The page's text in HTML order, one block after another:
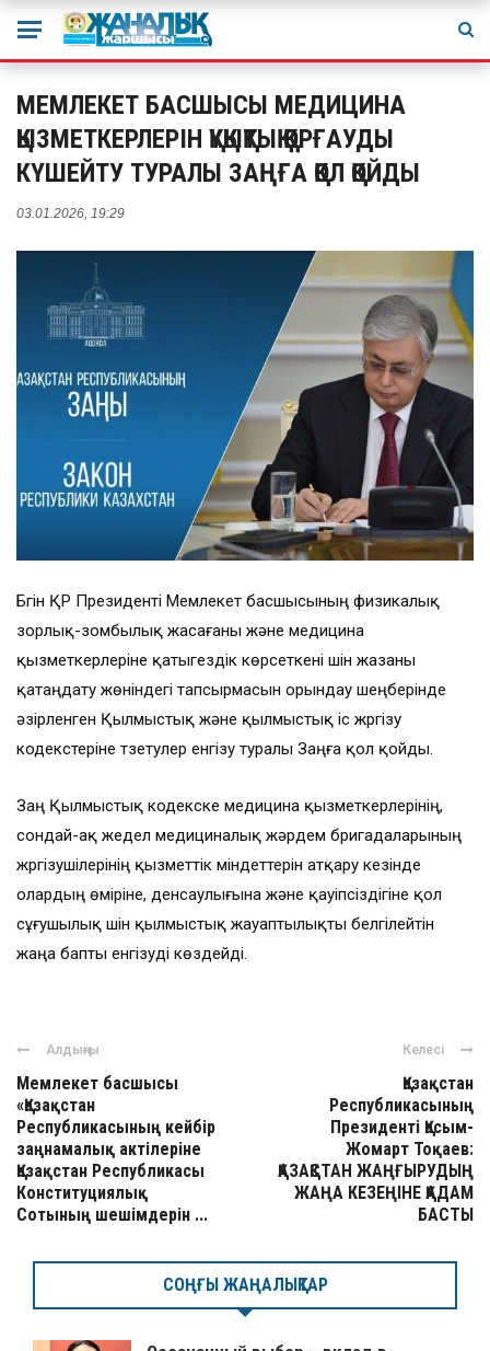
МЕМЛЕКЕТ БАСШЫСЫ МЕДИЦИНА
ҚЫЗМЕТКЕРЛЕРІН ҚҰҚЫҚТЫҚ ҚОРҒАУДЫ
КҮШЕЙТУ ТУРАЛЫ ЗАҢҒА ҚОЛ ҚОЙДЫ
03.01.2026, 19:29
Бүгін ҚР Президенті Мемлекет басшысының физикалық
зорлық-зомбылық жасағаны және медицина
қызметкерлеріне қатыгездік көрсеткені үшін жазаны
қатаңдату жөніндегі тапсырмасын орындау шеңберінде
әзірленген Қылмыстық және қылмыстық іс жүргізу
кодекстеріне түзетулер енгізу туралы Заңға қол қойды.
Заң Қылмыстық кодекске медицина қызметкерлерінің,
сондай-ақ жедел медициналық жәрдем бригадаларының
жүргізушілерінің қызметтік міндеттерін атқару кезінде
олардың өміріне, денсаулығына және қауіпсіздігіне қол
сұғушылық үшін қылмыстық жауаптылықты белгілейтін
жаңа бапты енгізуді көздейді.
Алдыңғы
Мемлекет басшысы
«Қазақстан
Республикасының кейбір
заңнамалық актілеріне
Қазақстан Республикасы
Конституциялық
Сотының шешімдерін ...
Келесі
Қазақстан
Республикасының
Президенті Қасым-
Жомарт Тоқаев:
ҚАЗАҚСТАН ЖАҢҒЫРУДЫҢ
ЖАҢА КЕЗЕҢІНЕ ҚАДАМ
БАСТЫ
СОҢҒЫ ЖАҢАЛЫҚТАР